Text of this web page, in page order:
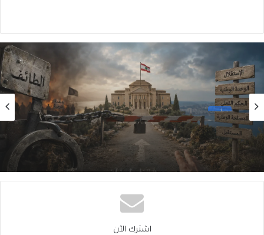
رأي
2026/08/04
هل الحُكمُ امتناع؟!
اشترك الآن